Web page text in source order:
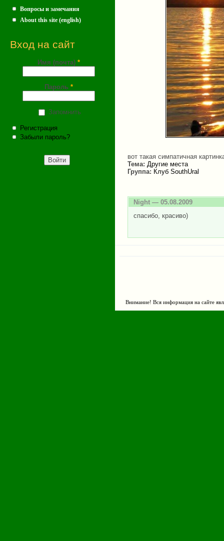
Вопросы и замечания
About this site (english)
Вход на сайт
Имя (почта) *
Пароль *
Запомнить
Регистрация
Забыли пароль?
вот такая симпатичная
Тема: Другие места
Группа: Клуб SouthUral
Night — 05.08.2009
спасибо, красиво)
Внимание! Вся информация на сайте